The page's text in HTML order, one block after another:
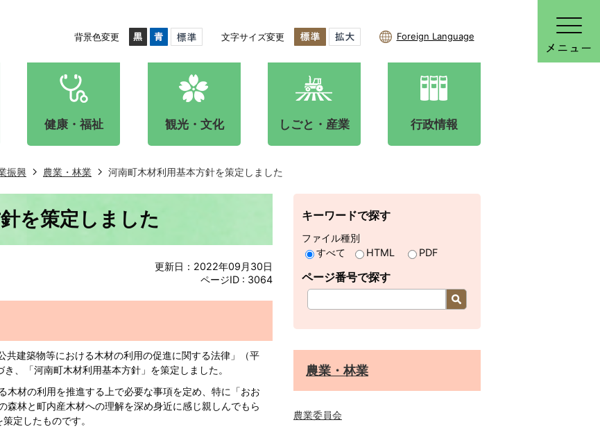
背景色変更 文字サイズ変更 Foreign Language
健康・福祉 観光・文化 しごと・産業 行政情報
振興 農業・林業 河南町木材利用基本方針を策定しました
を策定しました
更新日：2022年09月30日
ページID : 3064
建築物等における木材の利用の促進に関する法律」（平
、「河南町木材利用基本方針」を策定しました。
木材の利用を推進する上で必要な事項を定め、特に「おお
森林と町内産木材への理解を深め身近に感じ親しんでもら
定したものです。
キーワードで探す
ファイル種別
すべて
HTML PDF
ページ番号で探す
農業・林業
農業委員会